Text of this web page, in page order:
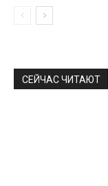
СЕЙЧАС ЧИТАЮТ